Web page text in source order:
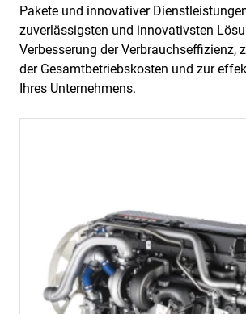
Pakete und innovativer
zuverlässigsten und innovativsten
Verbesserung der Verbrauchseffizienz,
der Gesamtbetriebskosten und zur
Ihres Unternehmens.